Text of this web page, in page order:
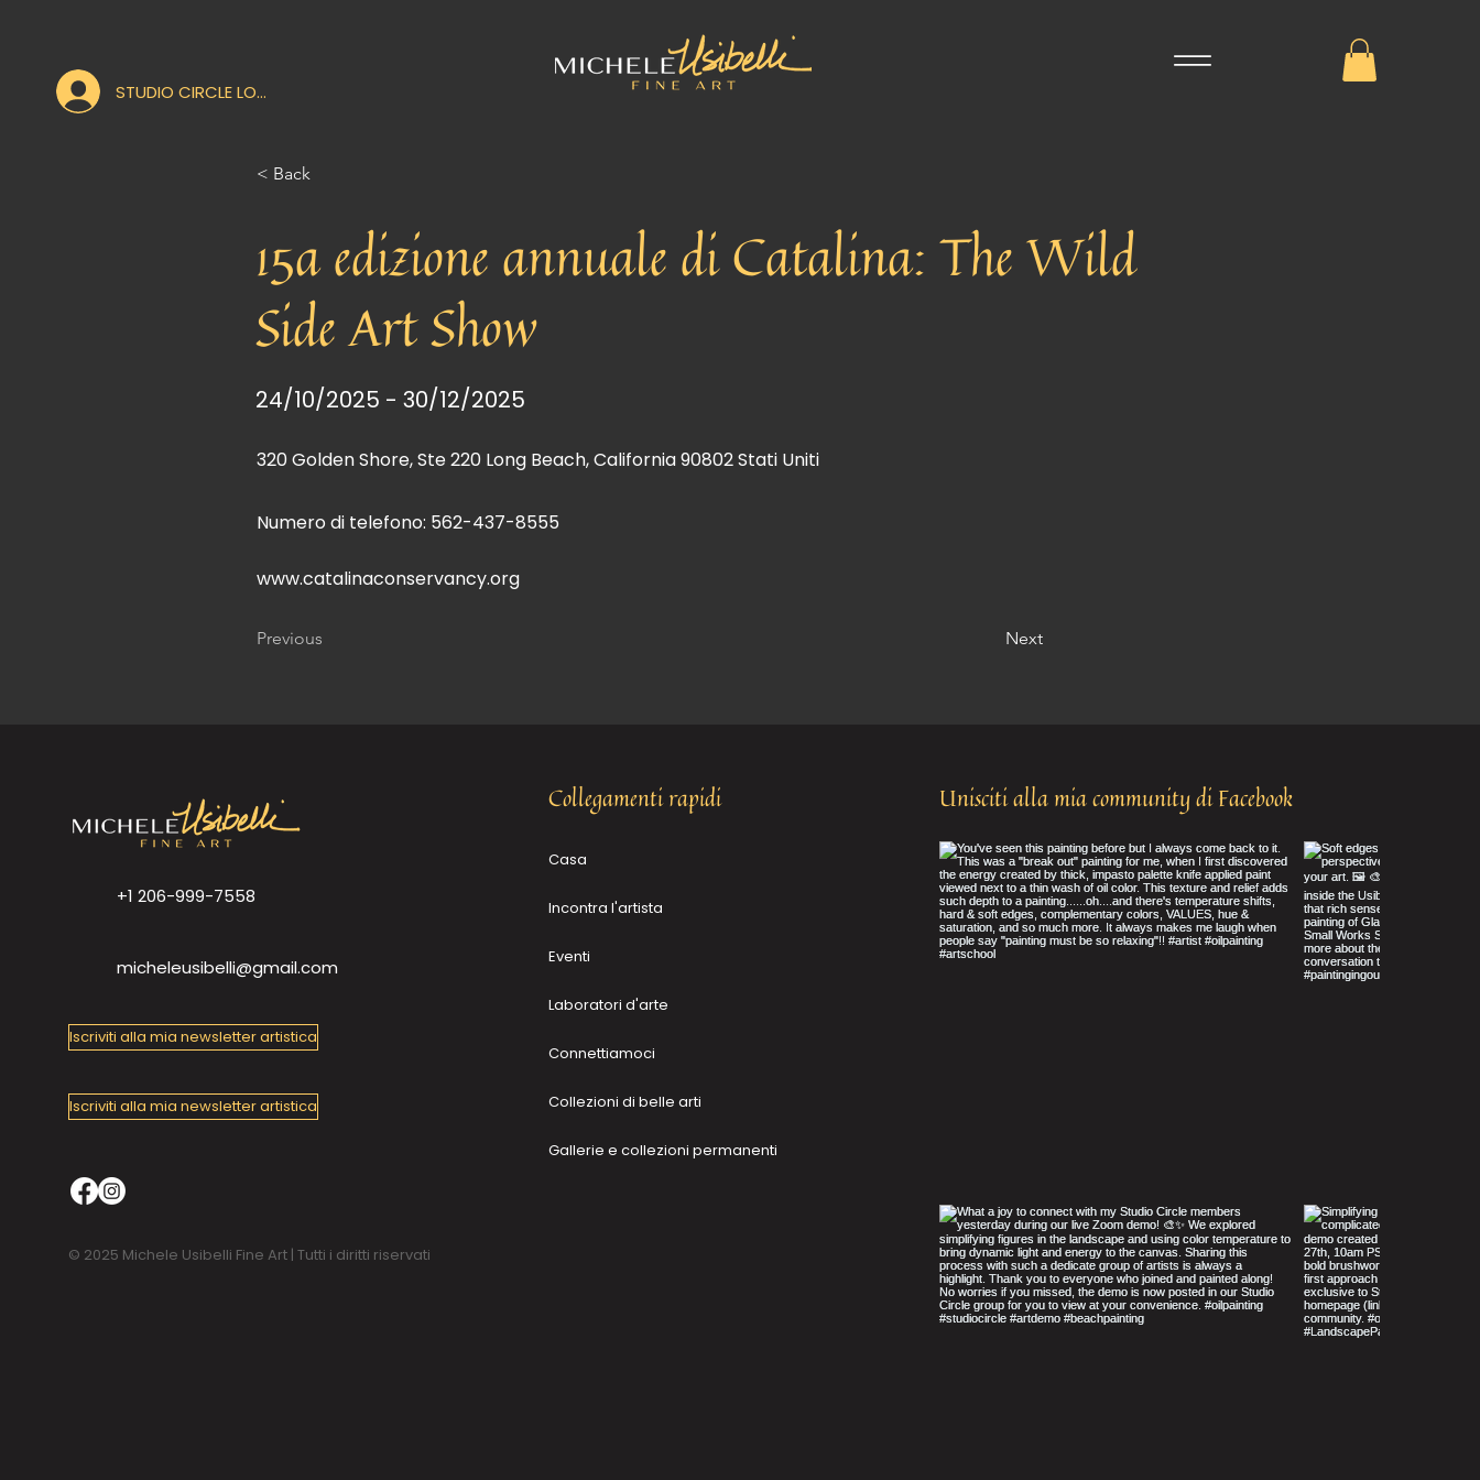
STUDIO CIRCLE LOGIN
< Back
15a edizione annuale di Catalina: The Wild
Side Art Show
24/10/2025 - 30/12/2025
320 Golden Shore, Ste 220 Long Beach, California 90802 Stati Uniti
Numero di telefono: 562-437-8555
www.catalinaconservancy.org
Previous Next
+1 206-999-7558
micheleusibelli@gmail.com
Iscriviti alla mia newsletter artistica
Iscriviti alla mia newsletter artistica
© 2025 Michele Usibelli Fine Art | Tutti i diritti riservati
Collegamenti rapidi
Casa
Incontra l'artista
Eventi
Laboratori d'arte
Connettiamoci
Collezioni di belle arti
Gallerie e collezioni permanenti
Unisciti alla mia community di Facebook